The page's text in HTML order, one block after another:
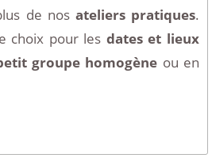
de nos ateliers pratiques.
choix pour les dates et lieux
groupe homogène ou en